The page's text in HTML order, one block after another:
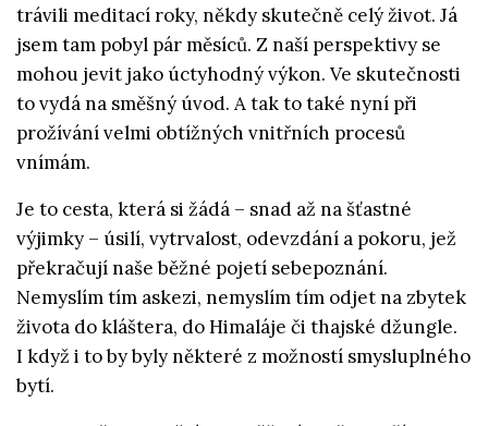
trávili meditací roky, někdy skutečně celý život. Já
jsem tam pobyl pár měsíců. Z naší perspektivy se
mohou jevit jako úctyhodný výkon. Ve skutečnosti
to vydá na směšný úvod. A tak to také nyní při
prožívání velmi obtížných vnitřních procesů
vnímám.
Je to cesta, která si žádá – snad až na šťastné
výjimky – úsilí, vytrvalost, odevzdání a pokoru, jež
překračují naše běžné pojetí sebepoznání.
Nemyslím tím askezi, nemyslím tím odjet na zbytek
života do kláštera, do Himaláje či thajské džungle.
I když i to by byly některé z možností smysluplného
bytí.